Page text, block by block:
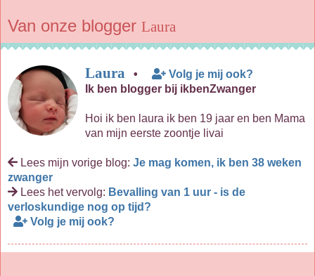
Van onze blogger Laura
Laura •
Volg je mij ook?
Ik ben blogger bij ikbenZwanger
Hoi ik ben laura ik ben 19 jaar en ben Mama
van mijn eerste zoontje livai
Lees mijn vorige blog: Je mag komen, ik ben 38 weken
zwanger
Lees het vervolg: Bevalling van 1 uur - is de
verloskundige nog op tijd?
Volg je mij ook?